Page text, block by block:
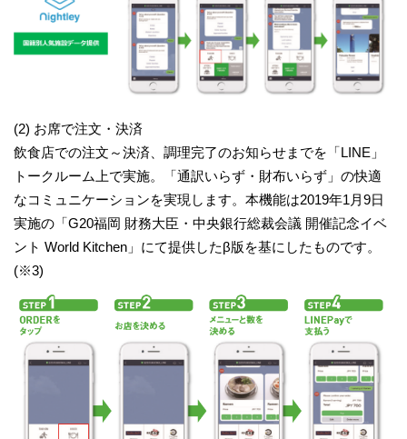
(2) お席で注文・決済
飲食店での注文～決済、調理完了のお知らせまでを「LINE」
トークルーム上で実施。「通訳いらず・財布いらず」の快適
なコミュニケーションを実現します。本機能は2019年1月9日
実施の「G20福岡 財務大臣・中央銀行総裁会議 開催記念イベ
ント World Kitchen」にて提供したβ版を基にしたものです。
(※3)